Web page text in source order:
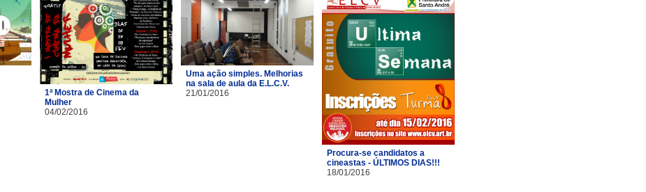
1ª Mostra de Cinema da
Mulher
04/02/2016
Uma ação simples. Melhorias
na sala de aula da E.L.C.V.
21/01/2016
Procura-se candidatos a
cineastas - ÚLTIMOS DIAS!!!
18/01/2016